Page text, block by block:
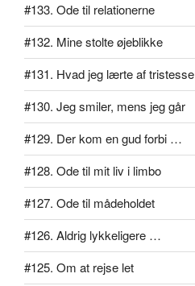
#133. Ode til relationerne
#132. Mine stolte øjeblikke
#131. Hvad jeg lærte af tristesse
#130. Jeg smiler, mens jeg går
#129. Der kom en gud forbi …
#128. Ode til mit liv i limbo
#127. Ode til mådeholdet
#126. Aldrig lykkeligere …
#125. Om at rejse let